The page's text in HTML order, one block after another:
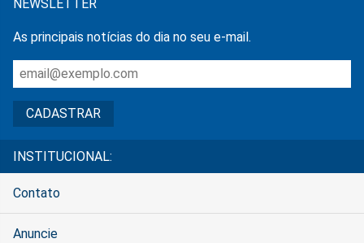
NEWSLETTER
As principais notícias do dia no seu e-mail.
INSTITUCIONAL:
Contato
Anuncie